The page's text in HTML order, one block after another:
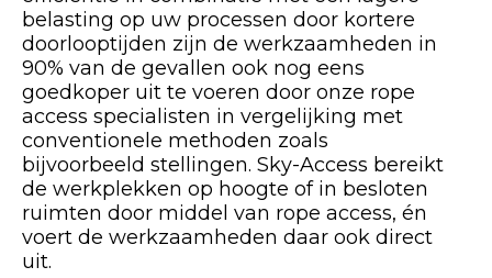
belasting op uw processen door kortere
doorlooptijden zijn de werkzaamheden in
90% van de gevallen ook nog eens
goedkoper uit te voeren door onze rope
access specialisten in vergelijking met
conventionele methoden zoals
bijvoorbeeld stellingen. Sky-Access bereikt
de werkplekken op hoogte of in besloten
ruimten door middel van rope access, én
voert de werkzaamheden daar ook direct
uit.